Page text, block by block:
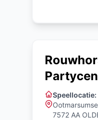
Speellocatie:
7572 AA